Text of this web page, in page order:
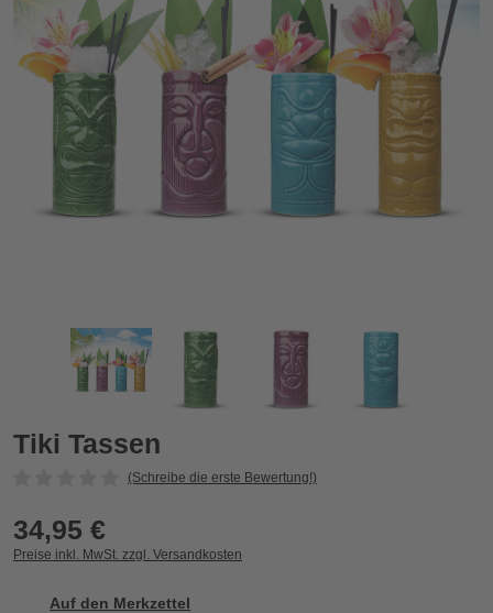
Tiki Tassen
Zurück
Tiki Tassen
(Schreibe die erste Bewertung!)
34,95 €
Preise inkl. MwSt. zzgl. Versandkosten
Auf den Merkzettel